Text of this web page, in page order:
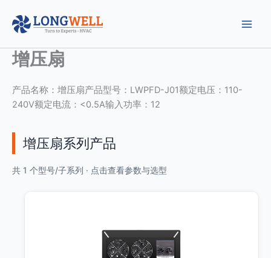
容 增压扇
产品名称：增压扇产品型号：LWPFD-J01额定电压：110-
240V额定电流：<0.5A输入功率：12
增压扇系列产品
共 1 个型号/子系列 · 点击查看参数与选型